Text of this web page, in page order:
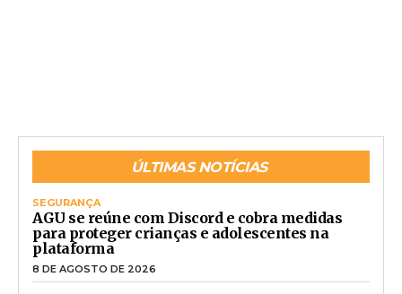
ÚLTIMAS NOTÍCIAS
SEGURANÇA
AGU se reúne com Discord e cobra medidas
para proteger crianças e adolescentes na
plataforma
8 DE AGOSTO DE 2026